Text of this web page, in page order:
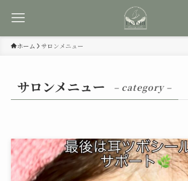
ホーム サロンメニュー
サロンメニュー – category –